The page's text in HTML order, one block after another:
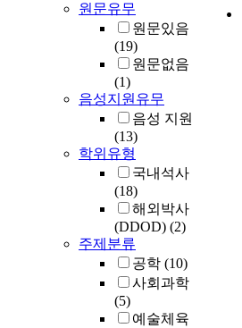
원문유무
원문있음
(19)
원문없음
(1)
음성지원유무
음성 지원
(13)
학위유형
국내석사
(18)
해외박사
(DDOD) (2)
주제분류
공학 (10)
사회과학
(5)
예술체육